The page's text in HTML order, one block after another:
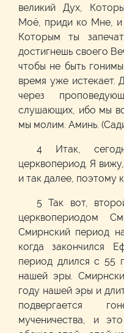
великий Дух,
Моё, приди ко Мне,
Которым ты
достигнешь своего
чтобы не быть
время уже истекает.
через
слушающих, ибо мы
мы молим. Аминь.
4 Итак,
церквопериод. Я
и так далее, поэтому
5 Так вот,
церквопериодом
Смирнский период
когда закончился
период длился с 55
нашей эры.
году нашей эры и
подвергается
мученичества, и